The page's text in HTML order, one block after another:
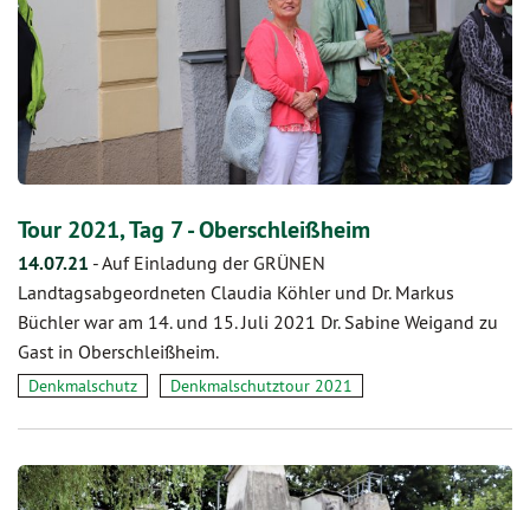
Tour 2021, Tag 7 - Oberschleißheim
14.07.21 -Auf Einladung der GRÜNEN
Landtagsabgeordneten Claudia Köhler und Dr. Markus
Büchler war am 14. und 15. Juli 2021 Dr. Sabine Weigand zu
Gast in Oberschleißheim.
Denkmalschutz Denkmalschutztour 2021